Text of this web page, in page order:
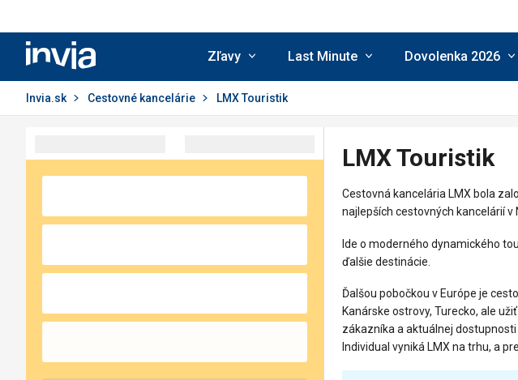
Invia.sk
Zľavy Last Minute Dovolenka 2026
Invia.sk Cestovné kancelárie LMX Touristik
LMX Touristik
Cestovná kancelária LMX bola
najlepších cestovných kancelárií v
Ide o moderného dynamického
ďalšie destinácie.
Ďalšou pobočkou v Európe je
Kanárske ostrovy, Turecko, ale
zákazníka a aktuálnej
Individual vyniká LMX na trhu, a